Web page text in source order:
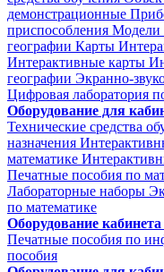
демонстрационные
приспособления Модели
географии Карты
Интерактивные карты
географии Экранно-
Цифровая лаборатория
Оборудование для
Технические средства
назначения
математике
Печатные пособия по
Лабораторные наборы
по математике
Оборудование
Печатные пособия по
пособия